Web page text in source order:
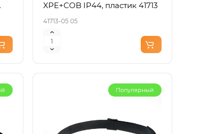
XPE+COB IP44, пластик 41713
41713-05 05
Популярный